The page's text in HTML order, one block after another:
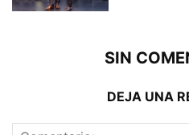
SIN
DEJA UNA